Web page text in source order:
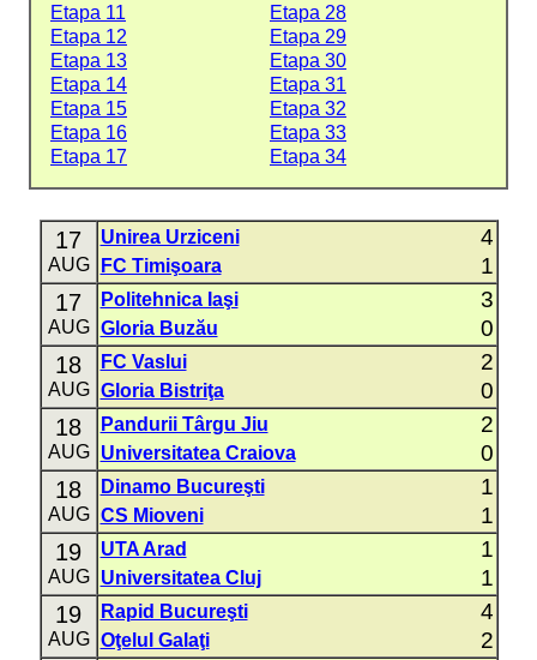
Etapa 11
Etapa 28
Etapa 12
Etapa 29
Etapa 13
Etapa 30
Etapa 14
Etapa 31
Etapa 15
Etapa 32
Etapa 16
Etapa 33
Etapa 17
Etapa 34
17
AUG
Unirea Urziceni 4
FC Timişoara 1
17
AUG
Politehnica Iaşi 3
Gloria Buzău 0
18
AUG
FC Vaslui 2
Gloria Bistriţa 0
18
AUG
Pandurii Târgu Jiu 2
Universitatea Craiova 0
18
AUG
Dinamo Bucureşti 1
CS Mioveni 1
19
AUG
UTA Arad 1
Universitatea Cluj 1
19
AUG
Rapid Bucureşti 4
Oţelul Galaţi 2